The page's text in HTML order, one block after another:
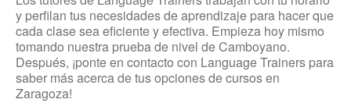
y perfilan tus necesidades de aprendizaje para hacer que
cada clase sea eficiente y efectiva. Empieza hoy mismo
tomando nuestra prueba de nivel de Camboyano.
Después, ¡ponte en contacto con Language Trainers para
saber más acerca de tus opciones de cursos en
Zaragoza!